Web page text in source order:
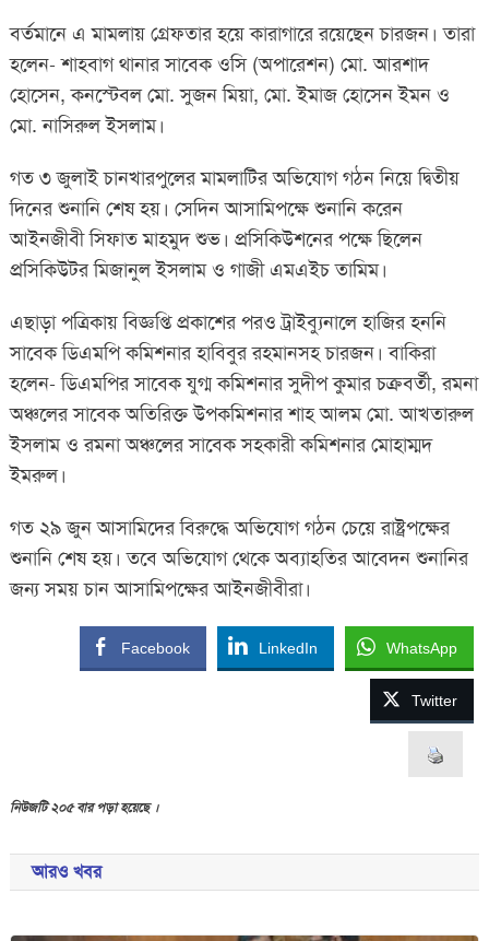
বর্তমানে এ মামলায় গ্রেফতার হয়ে কারাগারে রয়েছেন চারজন। তারা
হলেন- শাহবাগ থানার সাবেক ওসি (অপারেশন) মো. আরশাদ
হোসেন, কনস্টেবল মো. সুজন মিয়া, মো. ইমাজ হোসেন ইমন ‍ও
মো. নাসিরুল ইসলাম।
গত ৩ জুলাই চানখারপুলের মামলাটির অভিযোগ গঠন নিয়ে দ্বিতীয়
দিনের শুনানি শেষ হয়। সেদিন আসামিপক্ষে শুনানি করেন
আইনজীবী সিফাত মাহমুদ শুভ। প্রসিকিউশনের পক্ষে ছিলেন
প্রসিকিউটর মিজানুল ইসলাম ও গাজী এমএইচ তামিম।
এছাড়া পত্রিকায় বিজ্ঞপ্তি প্রকাশের পরও ট্রাইব্যুনালে হাজির হননি
সাবেক ডিএমপি কমিশনার হাবিবুর রহমানসহ চারজন। বাকিরা
হলেন- ডিএমপির সাবেক যুগ্ম কমিশনার সুদীপ কুমার চক্রবর্তী, রমনা
অঞ্চলের সাবেক অতিরিক্ত উপকমিশনার শাহ আলম মো. আখতারুল
ইসলাম ও রমনা অঞ্চলের সাবেক সহকারী কমিশনার মোহাম্মদ
ইমরুল।
গত ২৯ জুন আসামিদের বিরুদ্ধে অভিযোগ গঠন চেয়ে রাষ্ট্রপক্ষের
শুনানি শেষ হয়। তবে অভিযোগ থেকে অব্যাহতির আবেদন শুনানির
জন্য সময় চান আসামিপক্ষের আইনজীবীরা।
Facebook LinkedIn WhatsApp
Twitter
নিউজটি ২০৫ বার পড়া হয়েছে ।
আরও খবর